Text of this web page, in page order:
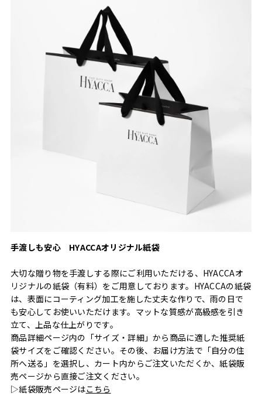
手渡しも安心 HYACCAオリジナル紙袋
大切な贈り物を手渡しする際にご利用いただける、HYACCAオ
リジナルの紙袋（有料）をご用意しております。HYACCAの紙袋
は、表面にコーティング加工を施した丈夫な作りで、雨の日で
も安心してお使いいただけます。マットな質感が高級感を引き
立て、上品な仕上がりです。
商品詳細ページ内の「サイズ・詳細」から商品に適した推奨紙
袋サイズをご確認ください。その後、お届け方法で「自分の住
所へ送る」を選択し、カート内からご注文いただくか、紙袋販
売ページから直接ご注文ください。
▷紙袋販売ページはこちら